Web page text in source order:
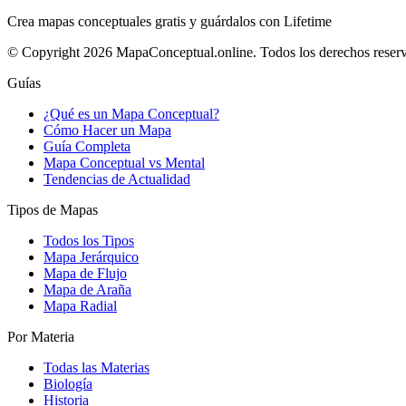
Crea mapas conceptuales gratis y guárdalos con Lifetime
© Copyright 2026 MapaConceptual.online. Todos los derechos
Guías
¿Qué es un Mapa Conceptual?
Cómo Hacer un Mapa
Guía Completa
Mapa Conceptual vs Mental
Tendencias de Actualidad
Tipos de Mapas
Todos los Tipos
Mapa Jerárquico
Mapa de Flujo
Mapa de Araña
Mapa Radial
Por Materia
Todas las Materias
Biología
Historia